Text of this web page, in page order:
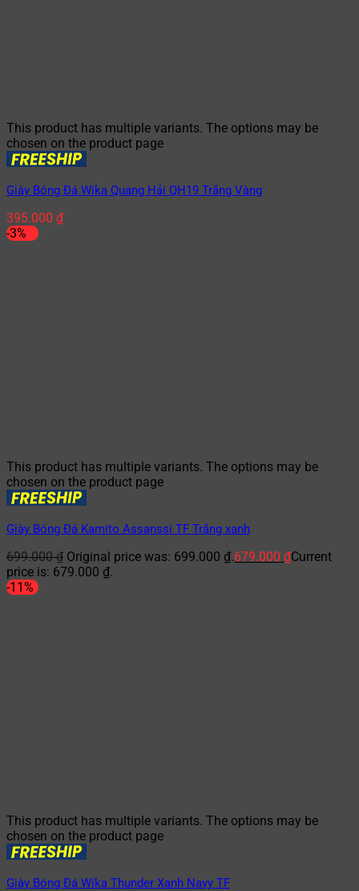
This product has multiple variants. The options may be
chosen on the product page
Giày Bóng Đá Wika Quang Hải QH19 Trắng Vàng
395.000 ₫
-3%
This product has multiple variants. The options may be
chosen on the product page
Giày Bóng Đá Kamito Assanssi TF Trắng xanh
699.000₫ Original price was: 699.000 ₫.679.000 ₫Current
price is: 679.000 ₫.
-11%
This product has multiple variants. The options may be
chosen on the product page
Giày Bóng Đá Wika Thunder Xanh Navy TF